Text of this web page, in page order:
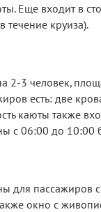
Еще входит в
течение круиза).
3 человек,
есть: две
каюты также
с 06:00 до 10:00
для пассажиров
окно с